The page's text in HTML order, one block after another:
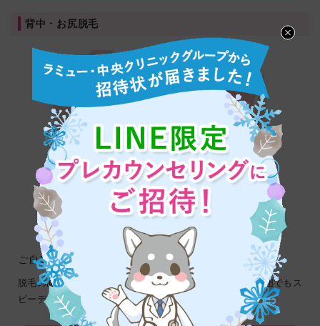
背中・お尻脱毛
ご自身では難しい背面の脱毛もお任せください
脱毛の面積が多い背中やお尻に適した脱毛マシンで、広範囲でもス
ピーディな施術が可能です。見せたくなる美しい後姿へ。